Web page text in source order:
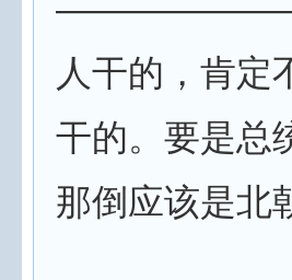
————————
人干的，肯定
干的。要是总
那倒应该是北